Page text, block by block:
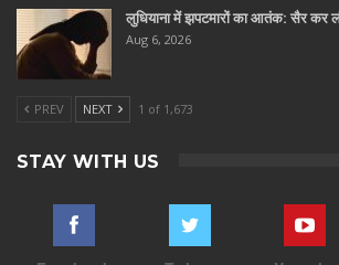
लुधियाना में झपटमारों का आतंक: सैर कर
Aug 6, 2026
PREV NEXT 1 of 1,673
STAY WITH US